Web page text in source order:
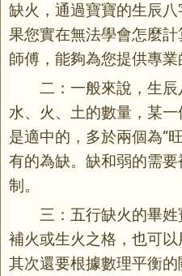
缺火，通過寶寶的生辰
果您實在無法學會怎麼
師傅，能夠為您提供專業
二：一般來說，生辰
水、火、土的數量，某
是適中的，多於兩個為“
有的為缺。缺和弱的需
制。
三：五行缺火的畢
補火或生火之格，也可以
其次還要根據數理平衡